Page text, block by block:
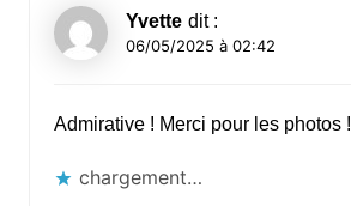
Yvette dit :
06/05/2025 à 02:42
Admirative ! Merci pour les photos !
chargement…